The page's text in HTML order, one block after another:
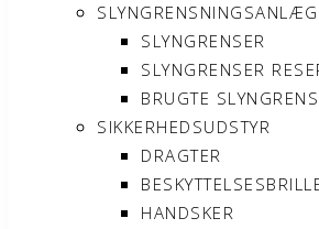
SLYNGRENSNINGSANLÆG
SLYNGRENSER
SLYNGRENSER
BRUGTE
SIKKERHEDSUDSTYR
DRAGTER
HANDSKER